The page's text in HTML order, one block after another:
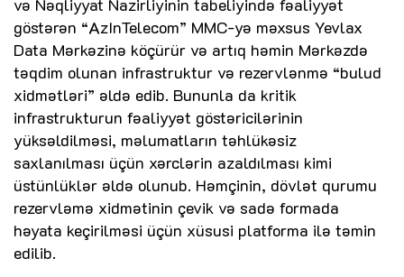
və Nəqliyyat Nazirliyinin tabeliyində fəaliyyət
göstərən “AzInTelecom” MMC-yə məxsus Yevlax
Data Mərkəzinə köçürür və artıq həmin Mərkəzdə
təqdim olunan infrastruktur və rezervlənmə “bulud
xidmətləri” əldə edib. Bununla da kritik
infrastrukturun fəaliyyət göstəricilərinin
yüksəldilməsi, məlumatların təhlükəsiz
saxlanılması üçün xərclərin azaldılması kimi
üstünlüklər əldə olunub. Həmçinin, dövlət qurumu
rezervləmə xidmətinin çevik və sadə formada
həyata keçirilməsi üçün xüsusi platforma ilə təmin
edilib.